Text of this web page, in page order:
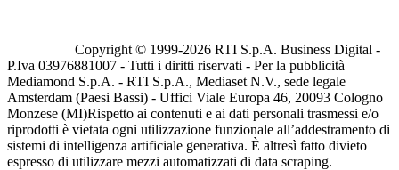
Copyright © 1999-2026 RTI S.p.A. Business Digital -
P.Iva 03976881007 - Tutti i diritti riservati - Per la pubblicità
Mediamond S.p.A. - RTI S.p.A., Mediaset N.V., sede legale
Amsterdam (Paesi Bassi) - Uffici Viale Europa 46, 20093 Cologno
Monzese (MI)Rispetto ai contenuti e ai dati personali trasmessi e/o
riprodotti è vietata ogni utilizzazione funzionale all’addestramento di
sistemi di intelligenza artificiale generativa. È altresì fatto divieto
espresso di utilizzare mezzi automatizzati di data scraping.